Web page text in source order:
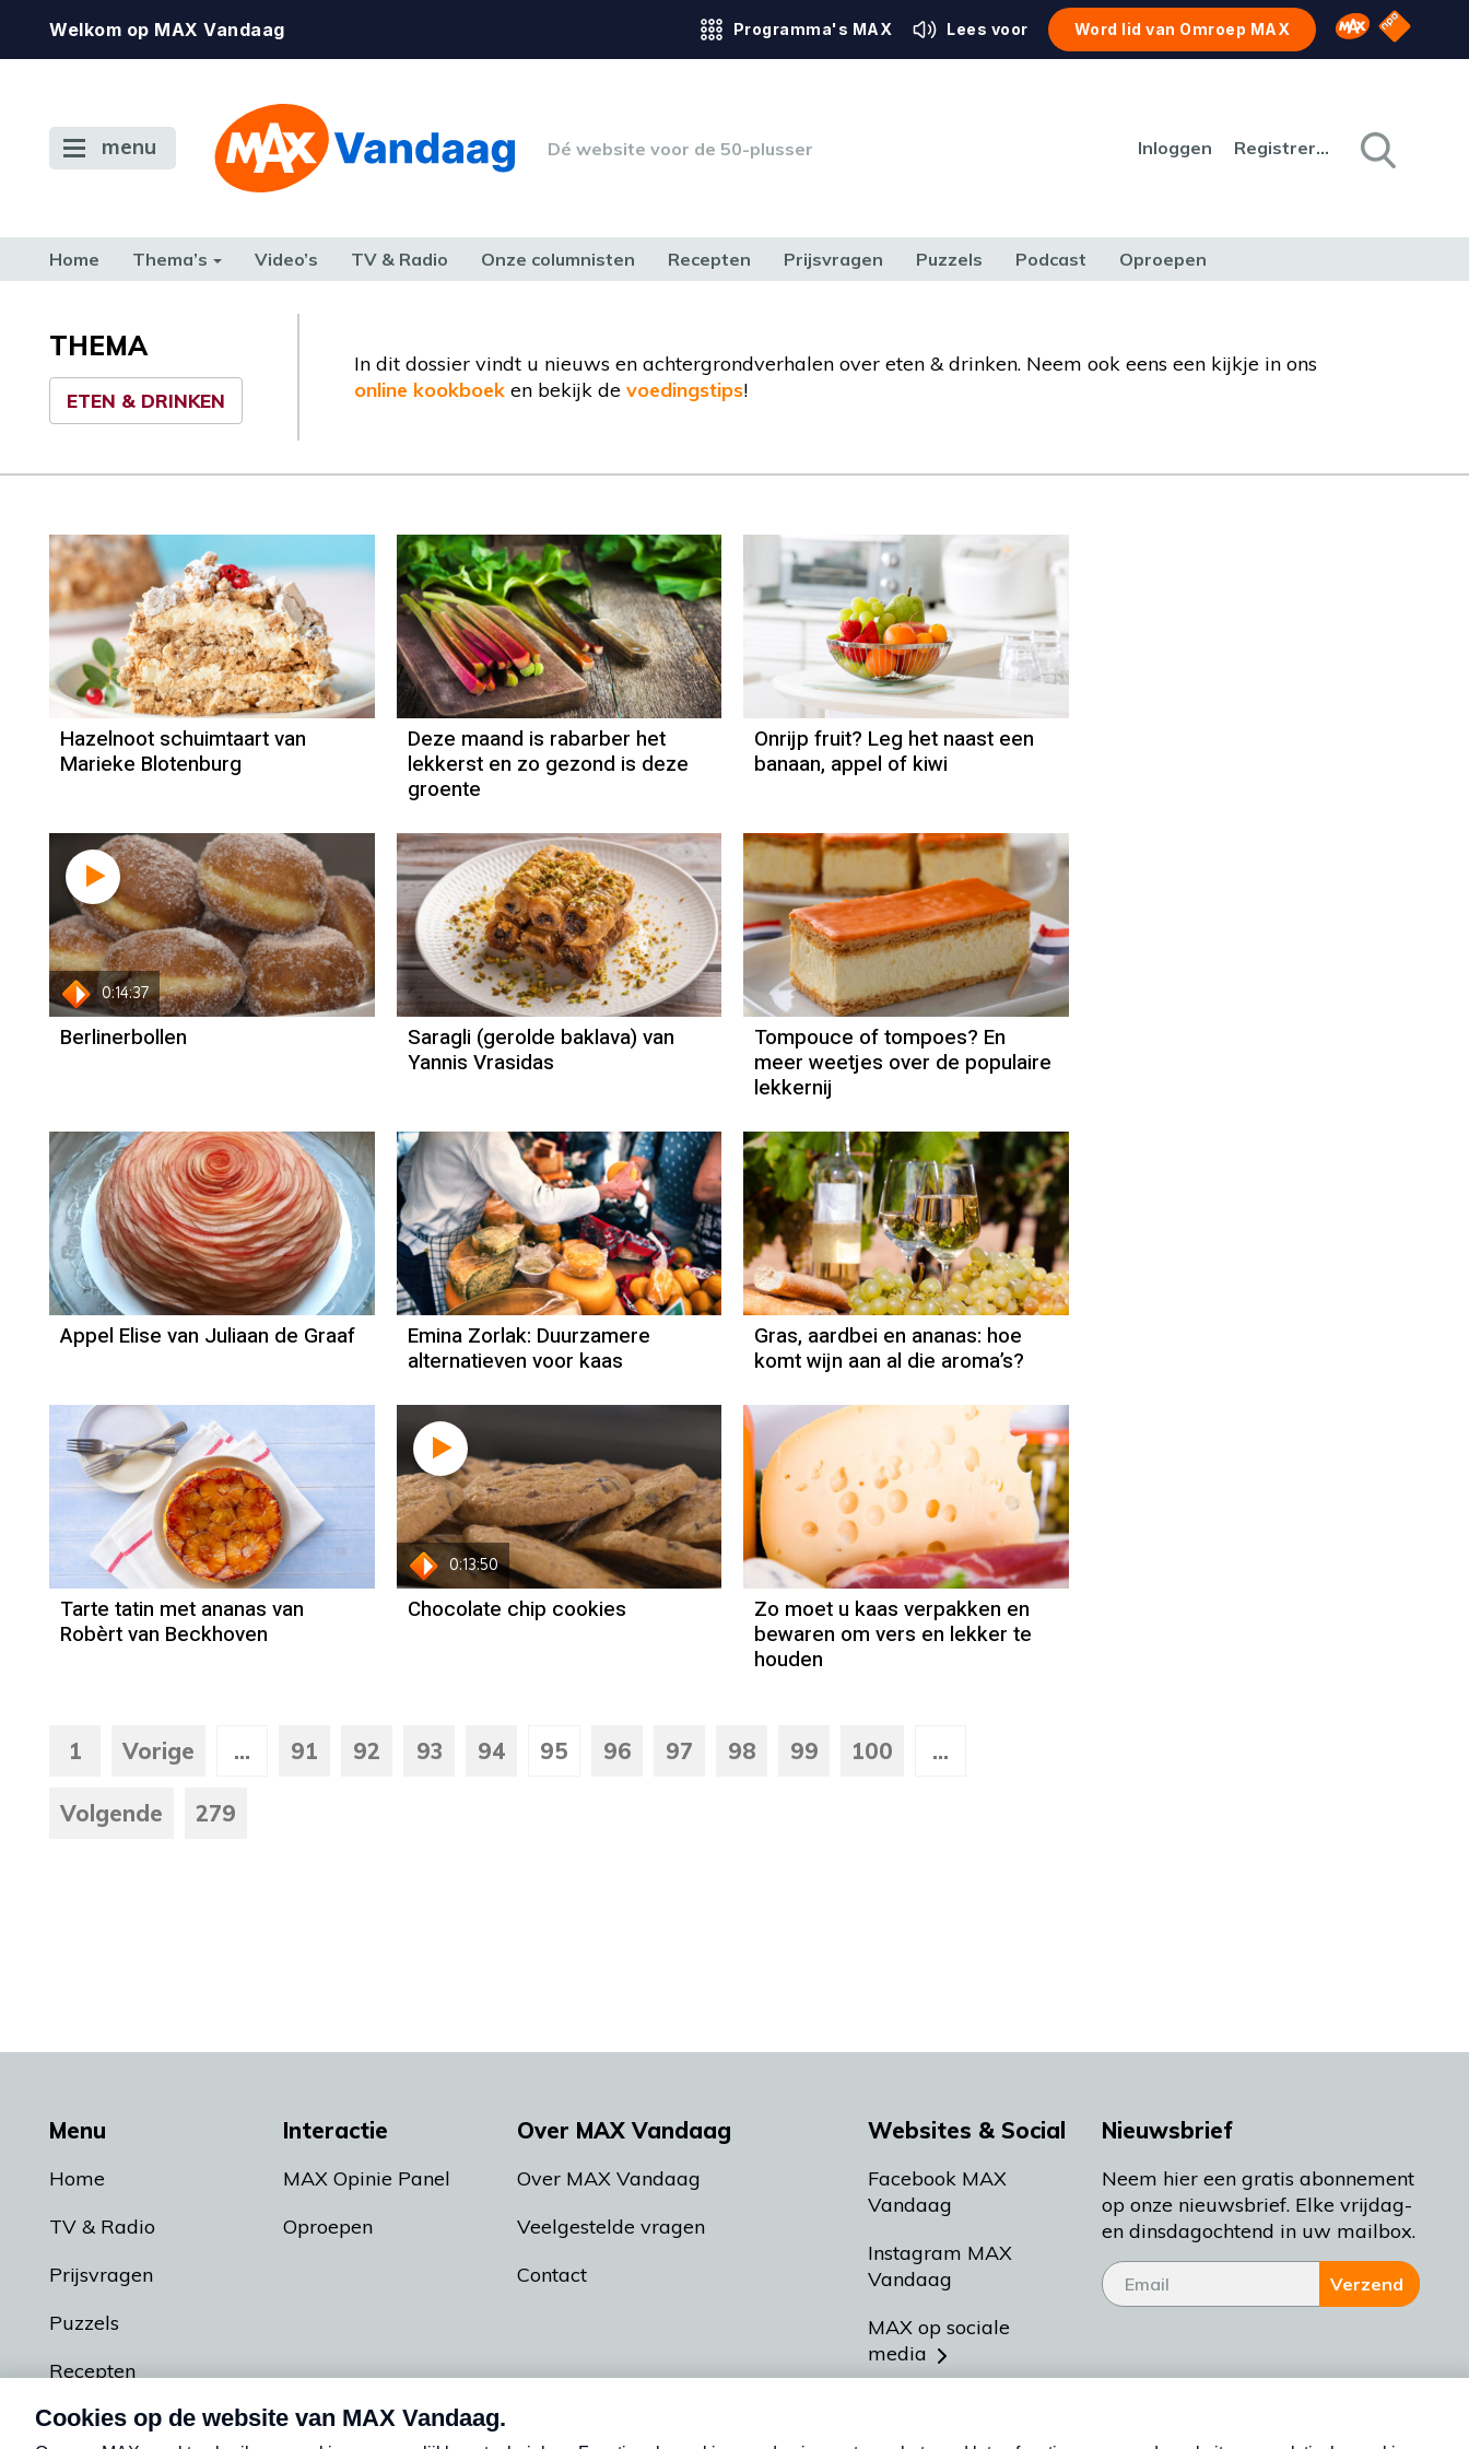
Welkom op MAX Vandaag Programma's MAX Lees voor Word lid van Omroep MAX Omroep MAX
NPO
menu Dé website voor de 50-plusser Inloggen Registreren
Home Thema’s Video’s TV & Radio Onze columnisten Recepten Prijsvragen Puzzels Podcast Oproepen
TERUG NAAR TOEN
THEMA
ETEN & DRINKEN
In dit dossier vindt u nieuws en achtergrondverhalen over eten & drinken. Neem ook eens een kijkje in ons
online kookboek en bekijk de voedingstips!
Recept
Marieke Blotenburg
Hazelnoot schuimtaart van
Marieke Blotenburg
Deze maand is rabarber het
lekkerst en zo gezond is deze
groente
Onrijp fruit? Leg het naast een
banaan, appel of kiwi
0:14:37
Recept
Robèrt van
Beckhoven
Berlinerbollen
Recept
Yannis Vrasidas
Saragli (gerolde baklava) van
Yannis Vrasidas
Tompouce of tompoes? En
meer weetjes over de populaire
lekkernij
Recept
Juliaan de Graaf
Appel Elise van Juliaan de Graaf
Column
Emina Zorlak
Emina Zorlak: Duurzamere
alternatieven voor kaas
Gras, aardbei en ananas: hoe
komt wijn aan al die aroma’s?
Recept
Robèrt van
Beckhoven
Tarte tatin met ananas van
Robèrt van Beckhoven
0:13:50
Recept
Robèrt van
Beckhoven
Chocolate chip cookies
Zo moet u kaas verpakken en
bewaren om vers en lekker te
houden
1 Vorige ... 91 92 93 94 95 96 97 98 99 100 ...
Volgende 279
Menu
Home
TV & Radio
Prijsvragen
Puzzels
Recepten
Podcasts
Interactie
MAX Opinie Panel
Oproepen
Over MAX Vandaag
Over MAX Vandaag
Veelgestelde vragen
Contact
Websites & Social
Facebook MAX
Vandaag
Instagram MAX
Vandaag
MAX op sociale
media
Nieuwsbrief
Neem hier een gratis abonnement
op onze nieuwsbrief. Elke vrijdag-
en dinsdagochtend in uw mailbox.
Verzend